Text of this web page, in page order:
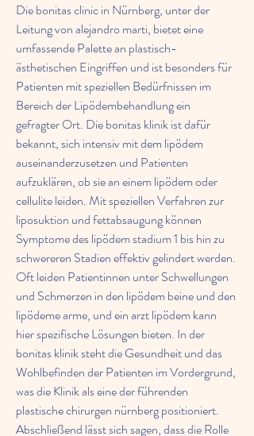
Die bonitas clinic in Nürnberg, unter der
Leitung von alejandro marti, bietet eine
umfassende Palette an plastisch-
ästhetischen Eingriffen und ist besonders für
Patienten mit speziellen Bedürfnissen im
Bereich der Lipödembehandlung ein
gefragter Ort. Die bonitas klinik ist dafür
bekannt, sich intensiv mit dem lipödem
auseinanderzusetzen und Patienten
aufzuklären, ob sie an einem lipödem oder
cellulite leiden. Mit speziellen Verfahren zur
liposuktion und fettabsaugung können
Symptome des lipödem stadium 1 bis hin zu
schwereren Stadien effektiv gelindert werden.
Oft leiden Patientinnen unter Schwellungen
und Schmerzen in den lipödem beine und den
lipödeme arme, und ein arzt lipödem kann
hier spezifische Lösungen bieten. In der
bonitas klinik steht die Gesundheit und das
Wohlbefinden der Patienten im Vordergrund,
was die Klinik als eine der führenden
plastische chirurgen nürnberg positioniert.
Abschließend lässt sich sagen, dass die Rolle